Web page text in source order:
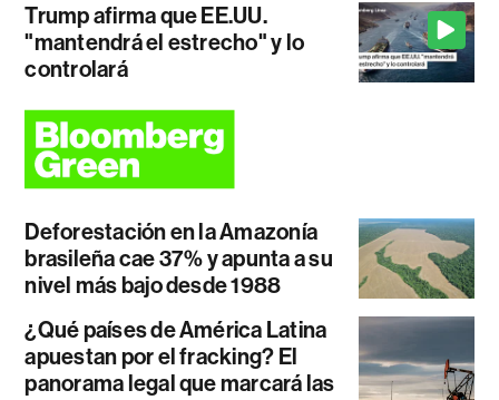
Trump afirma que EE.UU.
"mantendrá el estrecho" y lo
controlará
Deforestación en la Amazonía
brasileña cae 37% y apunta a su
nivel más bajo desde 1988
¿Qué países de América Latina
apuestan por el fracking? El
panorama legal que marcará las